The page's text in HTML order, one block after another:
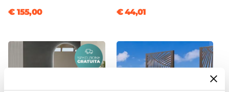
Piletta
€ 155,00 € 44,01